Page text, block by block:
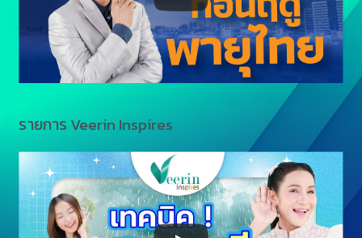
รายการ Veerin Inspires